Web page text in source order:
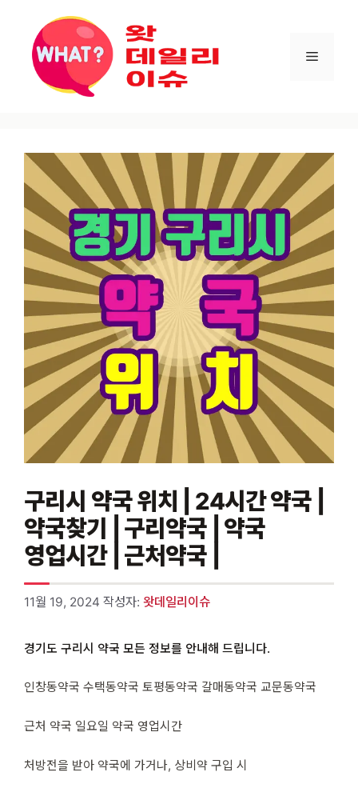
건너뛰기
메뉴
구리시 약국 위치 | 24시간 약국 |
약국찾기 | 구리약국 | 약국
영업시간 | 근처약국 |
11월 19, 2024 작성자: 왓데일리이슈
경기도 구리시 약국 모든 정보를 안내해 드립니다.
인창동약국 수택동약국 토평동약국 갈매동약국 교문동약국
근처 약국 일요일 약국 영업시간
처방전을 받아 약국에 가거나, 상비약 구입 시